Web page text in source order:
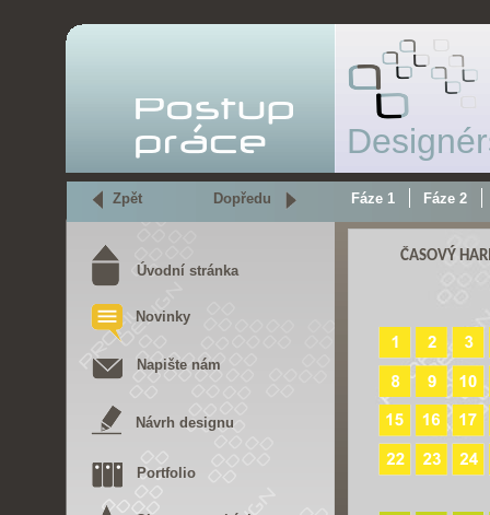
Úvodní stránka
Novinky
Napište nám
Portfolio
Zpět Dopředu
Návrh designu
Fáze 1 Fáze 2